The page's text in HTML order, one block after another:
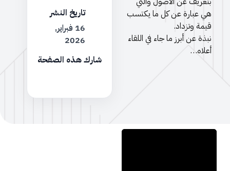
هي عبارة عن كل ما يكتسب
قيمة وتزداد.
نبذة عن أبرز ما جاء في اللقاء
أعلاه…
تاريخ النشر
16 فبراير,
2026
شارك هذه الصفحة